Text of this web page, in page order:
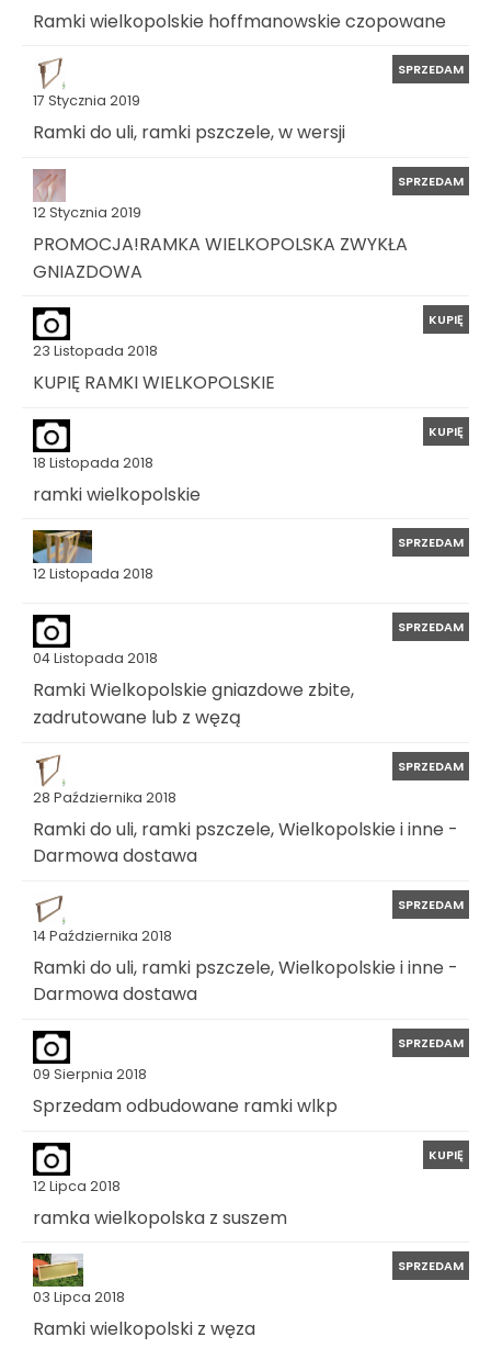
Ramki wielkopolskie hoffmanowskie czopowane
17 Stycznia 2019
SPRZEDAM
Ramki do uli, ramki pszczele, w wersji
12 Stycznia 2019
SPRZEDAM
PROMOCJA!RAMKA WIELKOPOLSKA ZWYKŁA
GNIAZDOWA
23 Listopada 2018
KUPIĘ
KUPIĘ RAMKI WIELKOPOLSKIE
18 Listopada 2018
KUPIĘ
ramki wielkopolskie
12 Listopada 2018
SPRZEDAM
04 Listopada 2018
SPRZEDAM
Ramki Wielkopolskie gniazdowe zbite,
zadrutowane lub z węzą
28 Października 2018
SPRZEDAM
Ramki do uli, ramki pszczele, Wielkopolskie i inne -
Darmowa dostawa
14 Października 2018
SPRZEDAM
Ramki do uli, ramki pszczele, Wielkopolskie i inne -
Darmowa dostawa
09 Sierpnia 2018
SPRZEDAM
Sprzedam odbudowane ramki wlkp
12 Lipca 2018
KUPIĘ
ramka wielkopolska z suszem
03 Lipca 2018
SPRZEDAM
Ramki wielkopolski z węza